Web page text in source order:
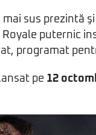
sus prezintă şi
puternic
programat
pe 12